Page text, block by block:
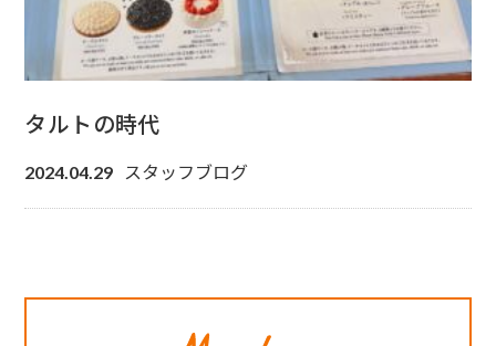
タルトの時代
2024.04.29 スタッフブログ